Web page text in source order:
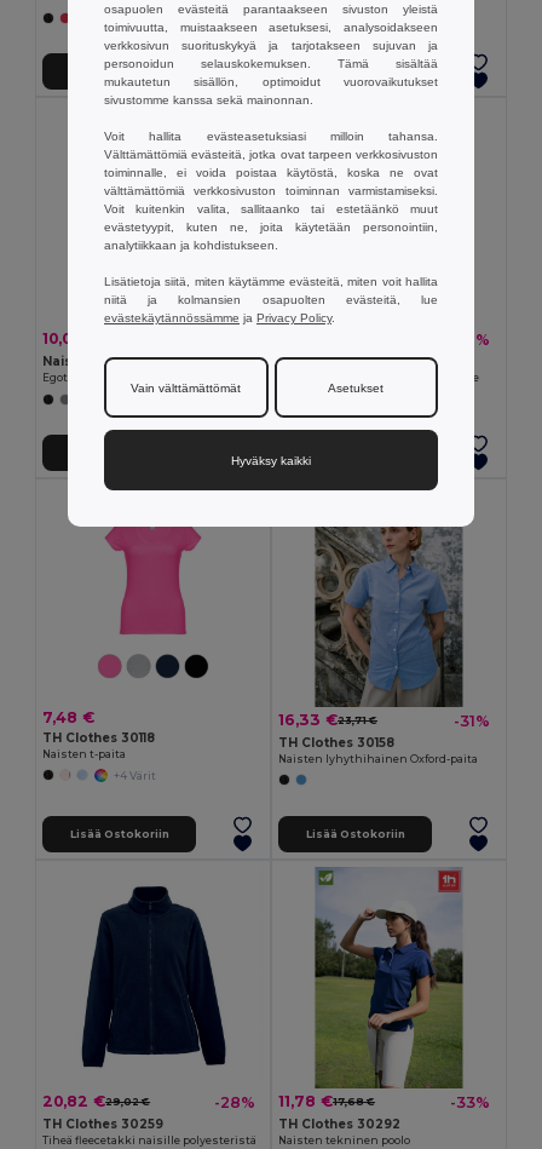
+6 Värit
Lisää Ostokoriin Lisää Ostokoriin
10,01 €
Naisten slim fit pikeepaita
Egotier 30139
-31%
TH Clothes 30152
Pitkähihainen popliinipaita naisille
7,48 €
TH Clothes 30118
Naisten t-paita
+4 Värit
Lisää Ostokoriin
16,33 €23,71 € -31%
TH Clothes 30158
Naisten lyhythihainen Oxford-paita
Lisää Ostokoriin
20,82 €29,02 € -28%
TH Clothes 30259
Tiheä fleecetakki naisille polyesteristä
11,78 €17,68 € -33%
TH Clothes 30292
Naisten tekninen poolo
osapuolen evästeitä parantaakseen sivuston yleistä
toimivuutta, muistaakseen asetuksesi, analysoidakseen
verkkosivun suorituskykyä ja tarjotakseen sujuvan ja
personoidun selauskokemuksen. Tämä sisältää
mukautetun sisällön, optimoidut vuorovaikutukset
sivustomme kanssa sekä mainonnan.
Voit hallita evästeasetuksiasi milloin tahansa.
Välttämättömiä evästeitä, jotka ovat tarpeen verkkosivuston
toiminnalle, ei voida poistaa käytöstä, koska ne ovat
välttämättömiä verkkosivuston toiminnan varmistamiseksi.
Voit kuitenkin valita, sallitaanko tai estetäänkö muut
evästetyypit, kuten ne, joita käytetään personointiin,
analytiikkaan ja kohdistukseen.
Lisätietoja siitä, miten käytämme evästeitä, miten voit hallita
niitä ja kolmansien osapuolten evästeitä, lue
evästekäytännössämme ja Privacy Policy.
Vain välttämättömät Asetukset
Hyväksy kaikki